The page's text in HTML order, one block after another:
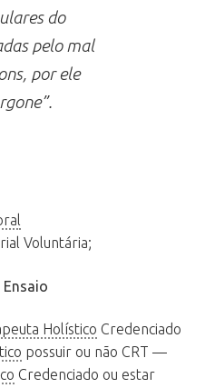
do
pelo mal
por ele
Voluntária;
Holístico Credenciado
possuir ou não CRT —
Credenciado ou estar